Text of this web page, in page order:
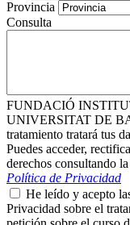
Provincia
Consulta
FUNDACIÓ
UNIVERSITAT DE
tratamiento tratará tus
Puedes acceder,
derechos consultando
Política de Privacidad
He leído y acepto
Privacidad sobre el